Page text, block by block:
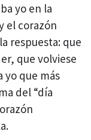
yo en la
el corazón
respuesta: que
que volviese
yo que más
del “día